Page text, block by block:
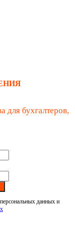
для бухгалтеров,
данных и